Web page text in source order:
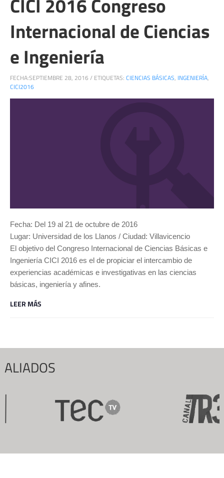
Internacional de Ciencias
e Ingeniería
FECHA:SEPTIEMBRE 28, 2016 / ETIQUETAS: CIENCIAS BÁSICAS, INGENIERÍA,
CICI2016
Fecha: Del 19 al 21 de octubre de 2016
Lugar: Universidad de los Llanos / Ciudad: Villavicencio
El objetivo del Congreso Internacional de Ciencias Básicas e
Ingeniería CICI 2016 es el de propiciar el intercambio de
experiencias académicas e investigativas en las ciencias
básicas, ingeniería y afines.
LEER MÁS
ALIADOS